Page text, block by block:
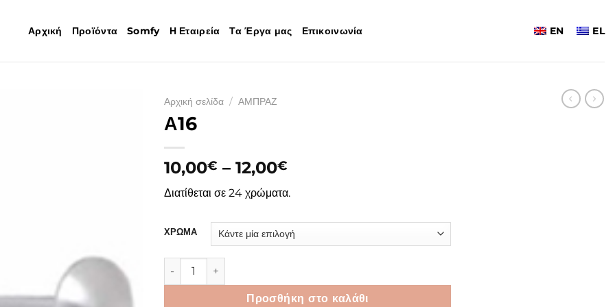
Αρχική Προϊόντα Somfy Η Εταιρεία Τα Έργα μας Επικοινωνία EN EL
Αρχική σελίδα / ΑΜΠΡΑΖ
Α16
10,00€ – 12,00€
10,00€
12,00€
Διατίθεται σε 24 χρώματα.
ΧΡΩΜΑ
Α16 ποσότητα
Προσθήκη στο καλάθι